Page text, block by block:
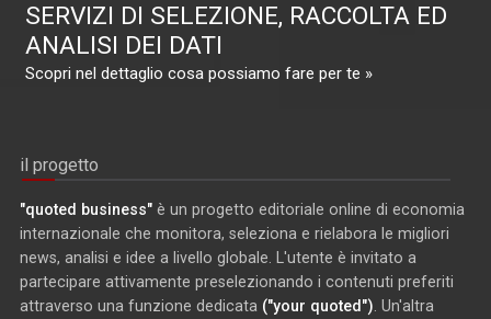
SERVIZI DI SELEZIONE, RACCOLTA ED
ANALISI DEI DATI
Scopri nel dettaglio cosa possiamo fare per te »
il progetto
"quoted business" è un progetto editoriale online di economia
internazionale che monitora, seleziona e rielabora le migliori
news, analisi e idee a livello globale. L'utente è invitato a
partecipare attivamente preselezionando i contenuti preferiti
attraverso una funzione dedicata ("your quoted") . Un'altra